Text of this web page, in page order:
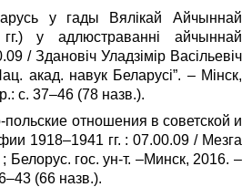
у гады Вялікай Айчыннай
у адлюстраванні айчыннай
/ Здановіч Уладзімір Васільевіч
акад. навук Беларусі”. – Мінск,
с. 37–46 (78 назв.).
отношения в советской и
1918–1941 гг. : 07.00.09 / Мезга
гос. ун‑т. –Минск, 2016. –
(66 назв.).